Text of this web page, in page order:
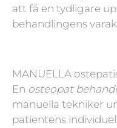
att få en tydligare
behandlingens
MANUELLA
En osteopat
manuella tekniker
patientens